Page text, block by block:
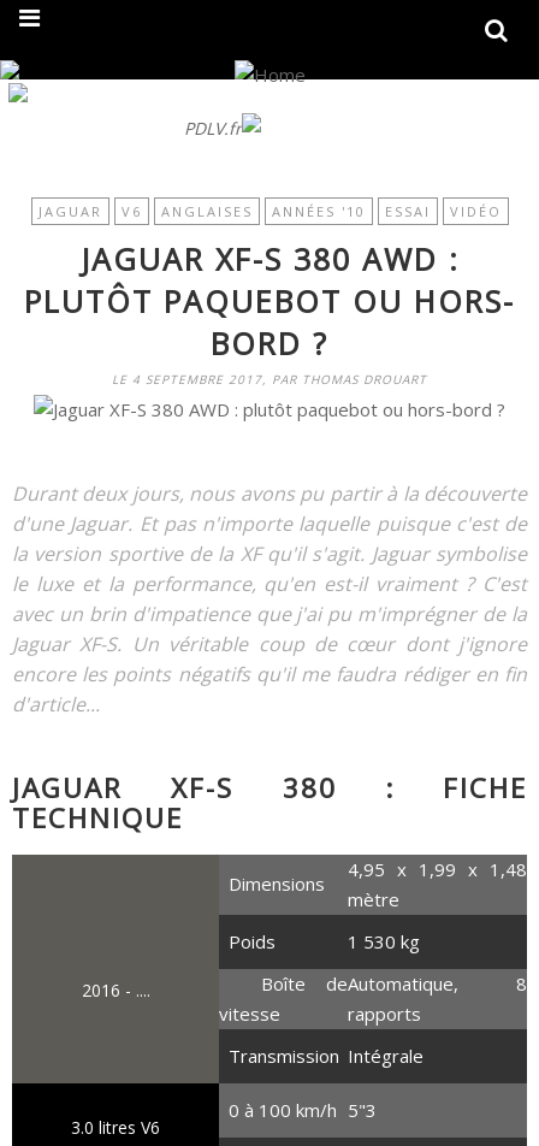
PDLV.fr
JAGUAR V6 ANGLAISES ANNÉES '10 ESSAI VIDÉO
JAGUAR XF-S 380 AWD :
PLUTÔT PAQUEBOT OU HORS-
BORD ?
LE 4 SEPTEMBRE 2017, PAR THOMAS DROUART
Durant deux jours, nous avons pu partir à la découverte
d'une Jaguar. Et pas n'importe laquelle puisque c'est de
la version sportive de la XF qu'il s'agit. Jaguar symbolise
le luxe et la performance, qu'en est-il vraiment ? C'est
avec un brin d'impatience que j'ai pu m'imprégner de la
Jaguar XF-S. Un véritable coup de cœur dont j'ignore
encore les points négatifs qu'il me faudra rédiger en fin
d'article...
JAGUAR XF-S 380 : FICHE
TECHNIQUE
2016 - ....
Dimensions
4,95 x 1,99 x 1,48
mètre
Poids
1 530 kg
Boîte de
vitesse
Automatique, 8
rapports
Transmission Intégrale
3.0 litres V6
0 à 100 km/h 5"3